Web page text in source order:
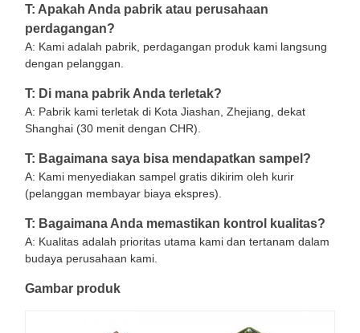
T: Apakah Anda pabrik atau perusahaan
perdagangan?
A: Kami adalah pabrik, perdagangan produk kami langsung
dengan pelanggan.
T: Di mana pabrik Anda terletak?
A: Pabrik kami terletak di Kota Jiashan, Zhejiang, dekat
Shanghai (30 menit dengan CHR).
T: Bagaimana saya bisa mendapatkan sampel?
A: Kami menyediakan sampel gratis dikirim oleh kurir
(pelanggan membayar biaya ekspres).
T: Bagaimana Anda memastikan kontrol kualitas?
A: Kualitas adalah prioritas utama kami dan tertanam dalam
budaya perusahaan kami.
Gambar produk